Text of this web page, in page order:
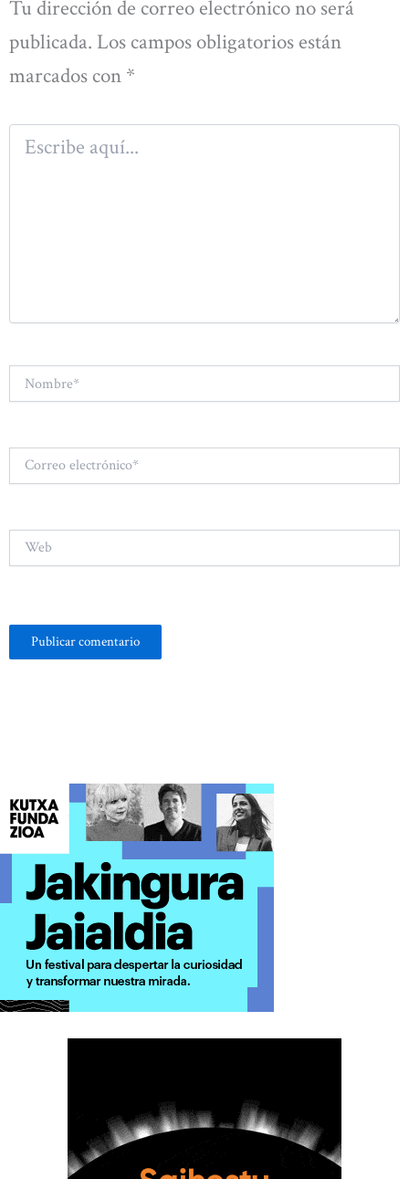
Tu dirección de correo electrónico no será
publicada. Los campos obligatorios están
marcados con *
Escribe
aquí...
Correo
electrónico*
Web